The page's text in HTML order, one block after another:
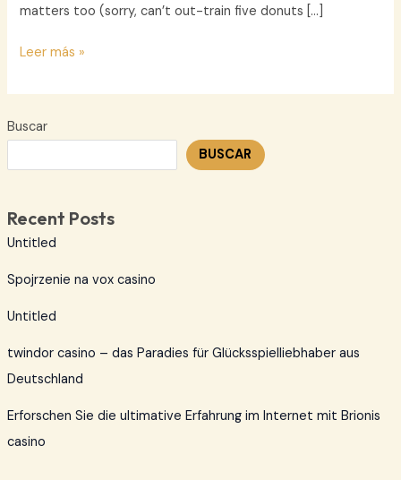
Buscar
BUSCAR
Recent Posts
Untitled
Spojrzenie na vox casino
Untitled
twindor casino – das Paradies für Glücksspielliebhaber aus
Deutschland
Erforschen Sie die ultimative Erfahrung im Internet mit Brionis
casino
matters too (sorry, can’t out-train five donuts […]
Living
Workout
Leer más »